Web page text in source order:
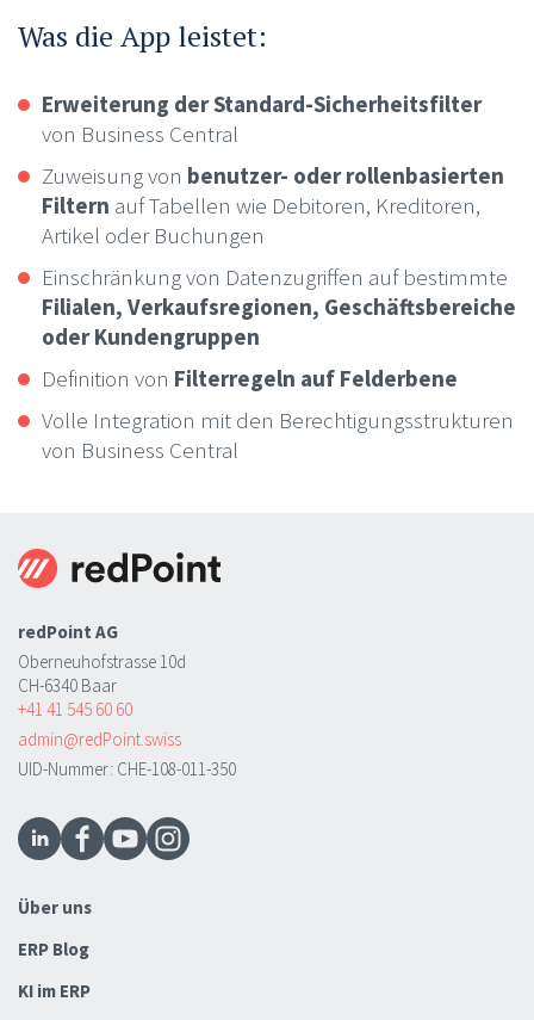
Was die App leistet:
Erweiterung der Standard-Sicherheitsfilter
von Business Central
Zuweisung von benutzer- oder rollenbasierten
Filtern auf Tabellen wie Debitoren, Kreditoren,
Artikel oder Buchungen
Einschränkung von Datenzugriffen auf bestimmte
Filialen, Verkaufsregionen, Geschäftsbereiche
oder Kundengruppen
Definition von Filterregeln auf Felderbene
Volle Integration mit den Berechtigungsstrukturen
von Business Central
redPoint AG
Oberneuhofstrasse 10d
CH-6340 Baar
+41 41 545 60 60
admin@redPoint.swiss
UID-Nummer: CHE-108-011-350
Über uns
ERP Blog
KI im ERP